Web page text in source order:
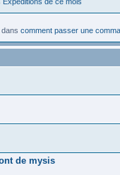
comment passer une
de mysis